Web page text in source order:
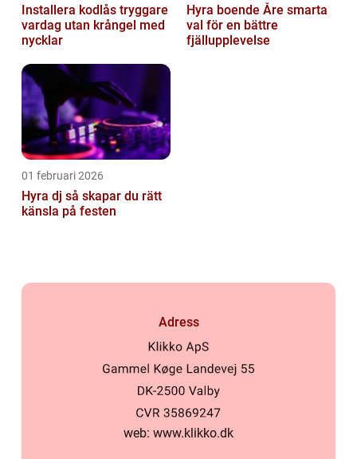
Installera kodlås tryggare
vardag utan krångel med
nycklar
Hyra boende Åre smarta
val för en bättre
fjällupplevelse
01 februari 2026
Hyra dj så skapar du rätt
känsla på festen
Adress
web: www.klikko.dk